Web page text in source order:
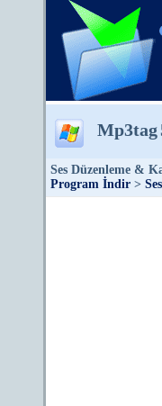
Mp3tag
Ses Düzenleme &
Program İndir >